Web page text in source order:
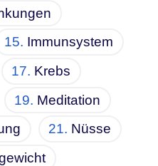
Immunsystem
Krebs
Meditation
Nüsse